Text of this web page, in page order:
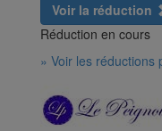
Voir la réduction
Réduction en cours
» Voir les réductions